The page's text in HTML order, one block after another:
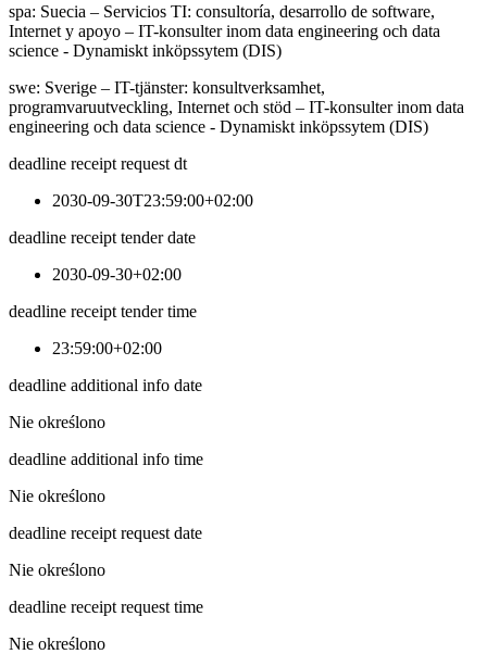
spa: Suecia – Servicios TI: consultoría, desarrollo de software,
Internet y apoyo – IT-konsulter inom data engineering och data
science - Dynamiskt inköpssytem (DIS)
swe: Sverige – IT-tjänster: konsultverksamhet,
programvaruutveckling, Internet och stöd – IT-konsulter inom data
engineering och data science - Dynamiskt inköpssytem (DIS)
deadline receipt request dt
2030-09-30T23:59:00+02:00
deadline receipt tender date
2030-09-30+02:00
deadline receipt tender time
23:59:00+02:00
deadline additional info date
Nie określono
deadline additional info time
Nie określono
deadline receipt request date
Nie określono
deadline receipt request time
Nie określono